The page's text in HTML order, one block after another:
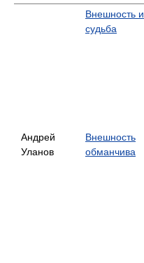
Внешность и
судьба
Андрей
Уланов
Внешность
обманчива